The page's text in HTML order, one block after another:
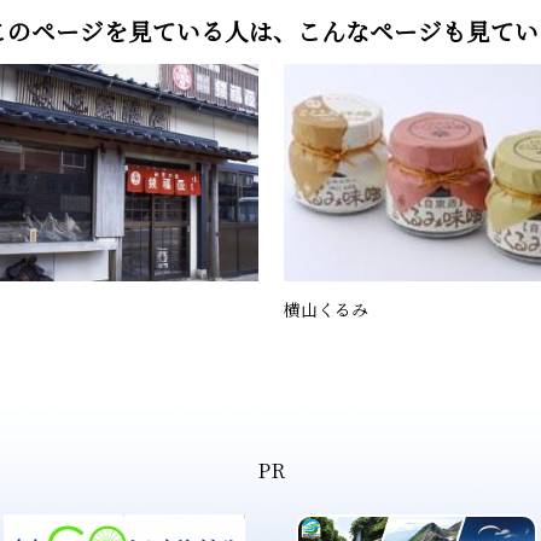
ページを見ている人は、 こんなページも見て
横山くるみ